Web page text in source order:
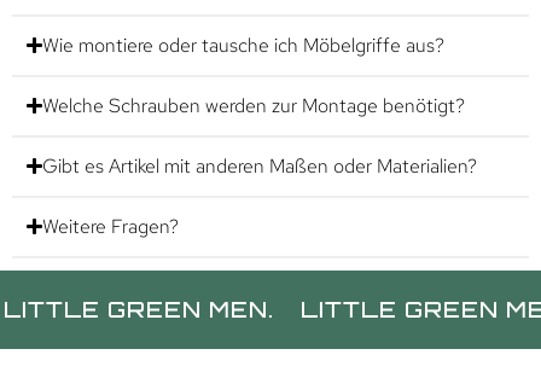
Wie montiere oder tausche ich Möbelgriffe aus?
Welche Schrauben werden zur Montage benötigt?
Gibt es Artikel mit anderen Maßen oder Materialien?
Weitere Fragen?
GREEN MEN. LITTLE GREEN MEN.